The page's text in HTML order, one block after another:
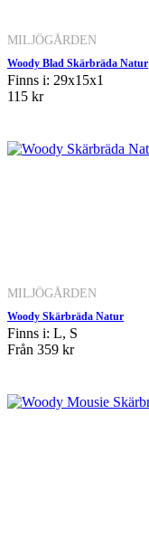
MILJÖGÅRDEN
Woody Blad Skärbräda Natur
Finns i: 29x15x1
115 kr
MILJÖGÅRDEN
Woody Skärbräda Natur
Finns i: L, S
Från 359 kr